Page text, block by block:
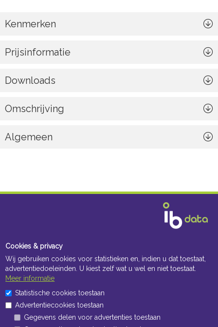
Kenmerken
Prijsinformatie
Downloads
Omschrijving
Algemeen
Cookies & privacy
Wij gebruiken cookies voor statistieken en, indien u dat toestaat,
advertentiedoeleinden. U kiest zelf wat u wel en niet toestaat.
Meer informatie
Statistische cookies toestaan
Advertentiecookies toestaan
Gegevens delen voor advertenties toestaan